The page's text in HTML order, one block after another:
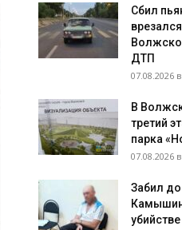
Сбил
ДТП
07.08.2026
В
третий
парка
07.08.2026
Забил